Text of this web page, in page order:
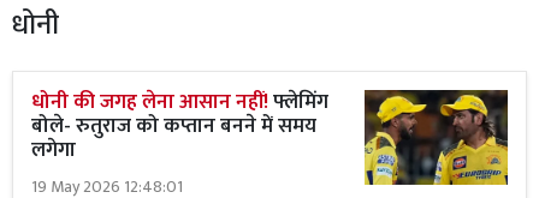
धोनी
धोनी की जगह लेना आसान नहीं!फ्लेमिंग
बोले- रुतुराज को कप्तान बनने में समय
लगेगा
19 May 2026 12:48:01